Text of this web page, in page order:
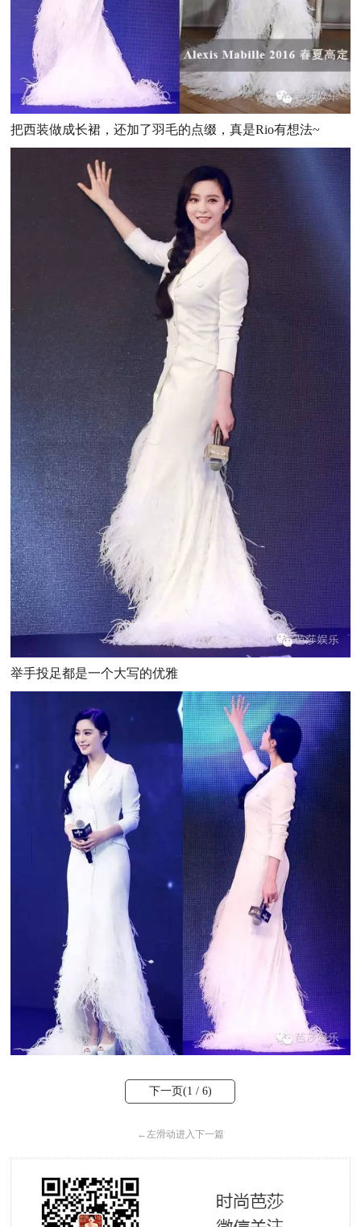
把西装做成长裙，还加了羽毛的点缀，真是Rio有想法~
举手投足都是一个大写的优雅
下一页(1 / 6)
←左滑动进入下一篇